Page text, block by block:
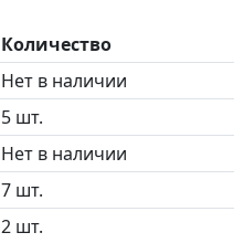
Количество
Нет в наличии
5 шт.
Нет в наличии
7 шт.
2 шт.